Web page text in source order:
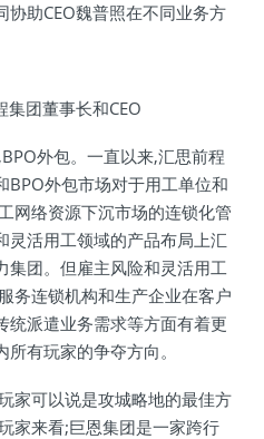
助CEO魏普照在不同业务方
集团董事长和CEO
外包。一直以来,汇思前程
BPO外包市场对于用工单位和
网络资源下沉市场的连锁化管
灵活用工领域的产品布局上汇
集团。但雇主风险和灵活用工
务连锁机构和生产企业在客户
统派遣业务需求等方面有着更
有玩家的争夺方向。
家可以说是攻城略地的最佳方
家来看;巨恩集团是一家跨行